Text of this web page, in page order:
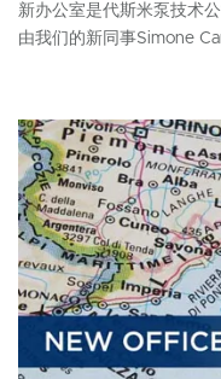
新办公室是代斯米泵技术
由我们的新同事Simone